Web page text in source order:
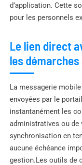
d’application. Cette
pour les personnels
Le lien direct
les
La messagerie
envoyées par le
instantanément les
administratives ou de
synchronisation en
aucune échéance
gestion.Les outils de